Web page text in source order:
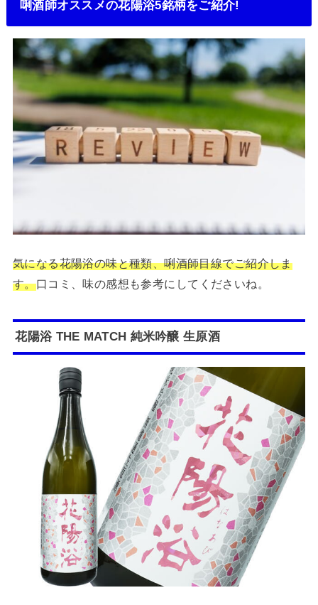
唎酒師オススメの花陽浴5銘柄をご紹介!
気になる花陽浴の味と種類、唎酒師目線でご紹介しま
す。口コミ、味の感想も参考にしてくださいね。
花陽浴 THE MATCH 純米吟醸 生原酒